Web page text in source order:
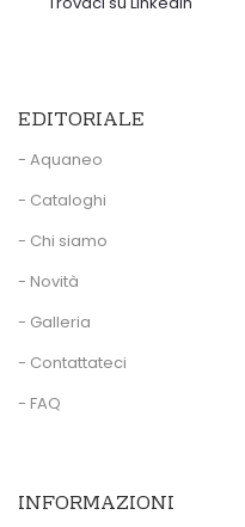
EDITORIALE
- Aquaneo
- Cataloghi
- Chi siamo
- Novità
- Galleria
- Contattateci
- FAQ
INFORMAZIONI